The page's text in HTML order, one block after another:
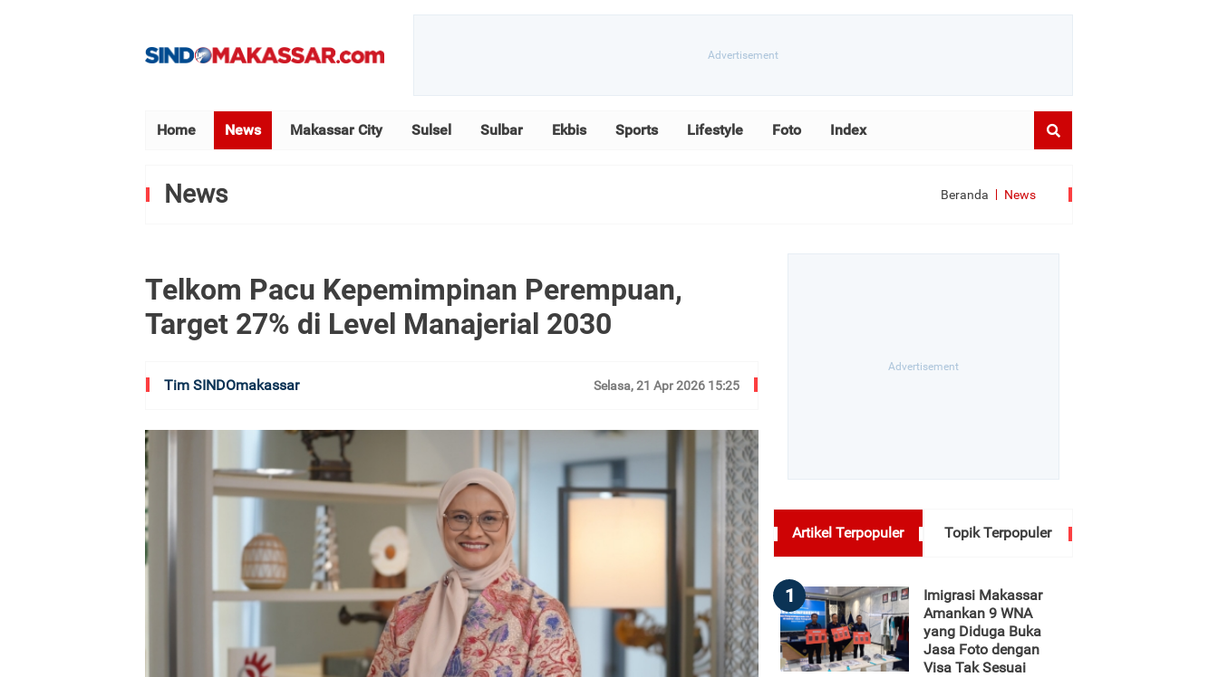
Home News Makassar City Sulsel Sulbar Ekbis Sports Lifestyle Foto Index
News Beranda News
Telkom Pacu Kepemimpinan Perempuan,
Target 27% di Level Manajerial 2030
Tim SINDOmakassar Selasa, 21 Apr 2026 15:25
Artikel Terpopuler Topik Terpopuler
1
Imigrasi Makassar
Amankan 9 WNA
yang Diduga Buka
Jasa Foto dengan
Visa Tak Sesuai